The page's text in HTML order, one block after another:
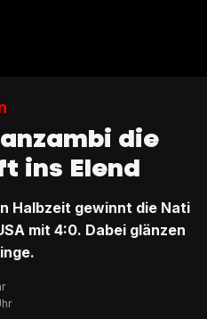
die
ins Elend
Halbzeit gewinnt die Nati
mit 4:0. Dabei glänzen